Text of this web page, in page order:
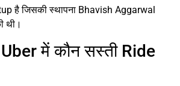
है जिसकी स्थापना Bhavish Aggarwal
थी।
में कौन सस्ती Ride